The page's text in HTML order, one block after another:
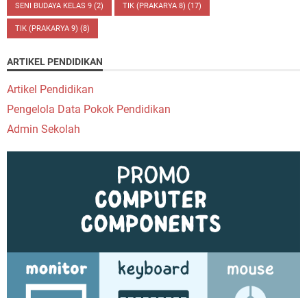
SENI BUDAYA KELAS 9 (2) TIK (PRAKARYA 8) (17)
TIK (PRAKARYA 9) (8)
ARTIKEL PENDIDIKAN
Artikel Pendidikan
Pengelola Data Pokok Pendidikan
Admin Sekolah